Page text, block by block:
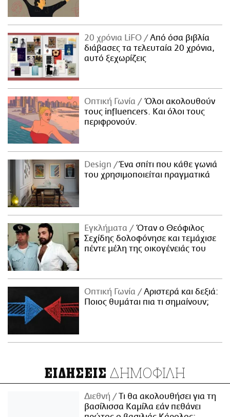
20 χρόνια LiFO
Από όσα βιβλία
διάβασες τα τελευταία 20 χρόνια,
αυτό ξεχωρίζεις
Οπτική Γωνία
Όλοι ακολουθούν
τους influencers. Και όλοι τους
περιφρονούν.
Design
Ένα σπίτι που κάθε γωνιά
του χρησιμοποιείται πραγματικά
Εγκλήματα
Όταν ο Θεόφιλος
Σεχίδης δολοφόνησε και τεμάχισε
πέντε μέλη της οικογένειάς του
Οπτική Γωνία
Αριστερά και δεξιά:
Ποιος θυμάται πια τι σημαίνουν;
ΕΙΔΗΣΕΙΣ ΔΗΜΟΦΙΛΗ
Διεθνή
Τι θα ακολουθήσει για τη
βασίλισσα Καμίλα εάν πεθάνει